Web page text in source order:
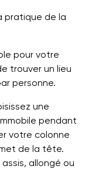
pratique de la
pour votre
trouver un lieu
personne.
une
pendant
votre colonne
de la tête.
allongé ou